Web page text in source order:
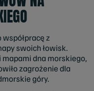
z
swoich łowisk.
dna morskiego,
zagrożenie dla
góry.